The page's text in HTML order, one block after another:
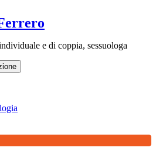
e di coppia, sessuologa